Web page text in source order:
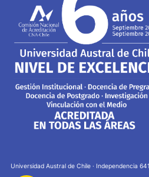
Universidad Austral de Chile · Independencia